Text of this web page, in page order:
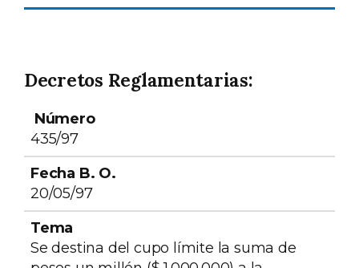
Decretos Reglamentarias:
Número
435/97
20/05/97
Se destina del cupo límite la suma de